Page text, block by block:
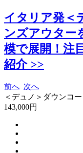
イタリア発＜
ンズアウター
模で展開！注
紹介 >>
前へ 次へ
＜デュノ＞ダウンコー
143,000円